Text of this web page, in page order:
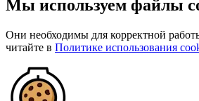
Мы используем файлы
Они необходимы для корректной
читайте в Политике использования